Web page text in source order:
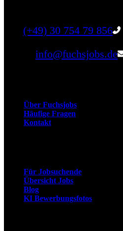
(+49) 30 754 79 856
info@fuchsjobs.de
Über Fuchsjobs
Häufige Fragen
Kontakt
Für Jobsuchende
Übersicht Jobs
Blog
KI Bewerbungsfotos